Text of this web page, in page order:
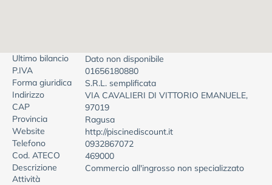
Ultimo bilancio
Dato non disponibile
P.IVA
01656180880
Forma giuridica
S.R.L. semplificata
Indirizzo
VIA CAVALIERI DI VITTORIO EMANUELE,
CAP
97019
Provincia
Ragusa
Website
http://piscinediscount.it
Telefono
0932867072
Cod. ATECO
469000
Descrizione
Attività
Commercio all'ingrosso non specializzato